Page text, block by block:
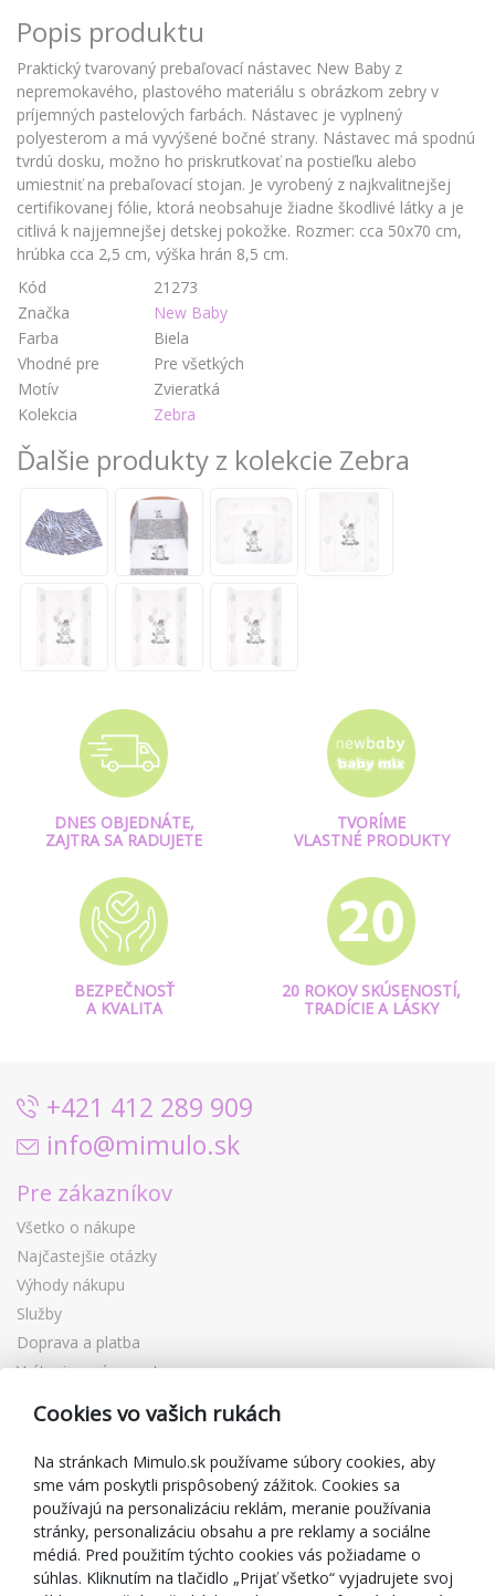
Popis produktu
Praktický tvarovaný prebaľovací nástavec New Baby z
nepremokavého, plastového materiálu s obrázkom zebry v
príjemných pastelových farbách. Nástavec je vyplnený
polyesterom a má vyvýšené bočné strany. Nástavec má spodnú
tvrdú dosku, možno ho priskrutkovať na postieľku alebo
umiestniť na prebaľovací stojan. Je vyrobený z najkvalitnejšej
certifikovanej fólie, ktorá neobsahuje žiadne škodlivé látky a je
citlivá k najjemnejšej detskej pokožke. Rozmer: cca 50x70 cm,
hrúbka cca 2,5 cm, výška hrán 8,5 cm.
Kód
21273
Značka
New Baby
Farba
Biela
Vhodné pre
Pre všetkých
Motív
Zvieratká
Kolekcia
Zebra
Ďalšie produkty z kolekcie Zebra
DNES OBJEDNÁTE,
ZAJTRA SA RADUJETE
TVORÍME
VLASTNÉ PRODUKTY
BEZPEČNOSŤ
A KVALITA
20 ROKOV SKÚSENOSTÍ,
TRADÍCIE A LÁSKY
+421 412 289 909
info@mimulo.sk
Pre zákazníkov
Všetko o nákupe
Najčastejšie otázky
Výhody nákupu
Služby
Doprava a platba
Vrátenie a výmena tovaru
Reklamácia
Zľavové kupóny
Blog
O predajcovi
Mimulo.sk
Cookies vo vašich rukách
Na stránkach Mimulo.sk používame súbory cookies, aby
sme vám poskytli prispôsobený zážitok. Cookies sa
používajú na personalizáciu reklám, meranie používania
stránky, personalizáciu obsahu a pre reklamy a sociálne
médiá. Pred použitím týchto cookies vás požiadame o
súhlas. Kliknutím na tlačidlo „Prijať všetko“ vyjadrujete svoj